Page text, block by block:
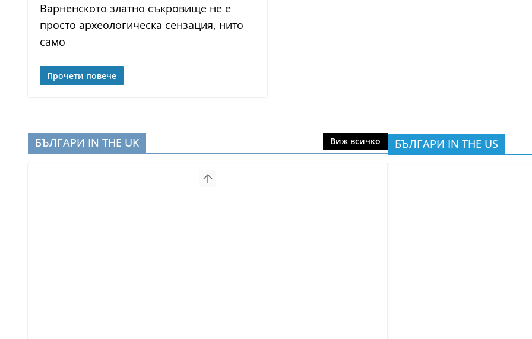
Варненското златно съкровище не е
просто археологическа сензация, нито
само
Прочети повече
БЪЛГАРИ IN THE UK Виж всичко БЪЛГАРИ IN THE US